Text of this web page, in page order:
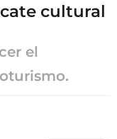
cultural
el